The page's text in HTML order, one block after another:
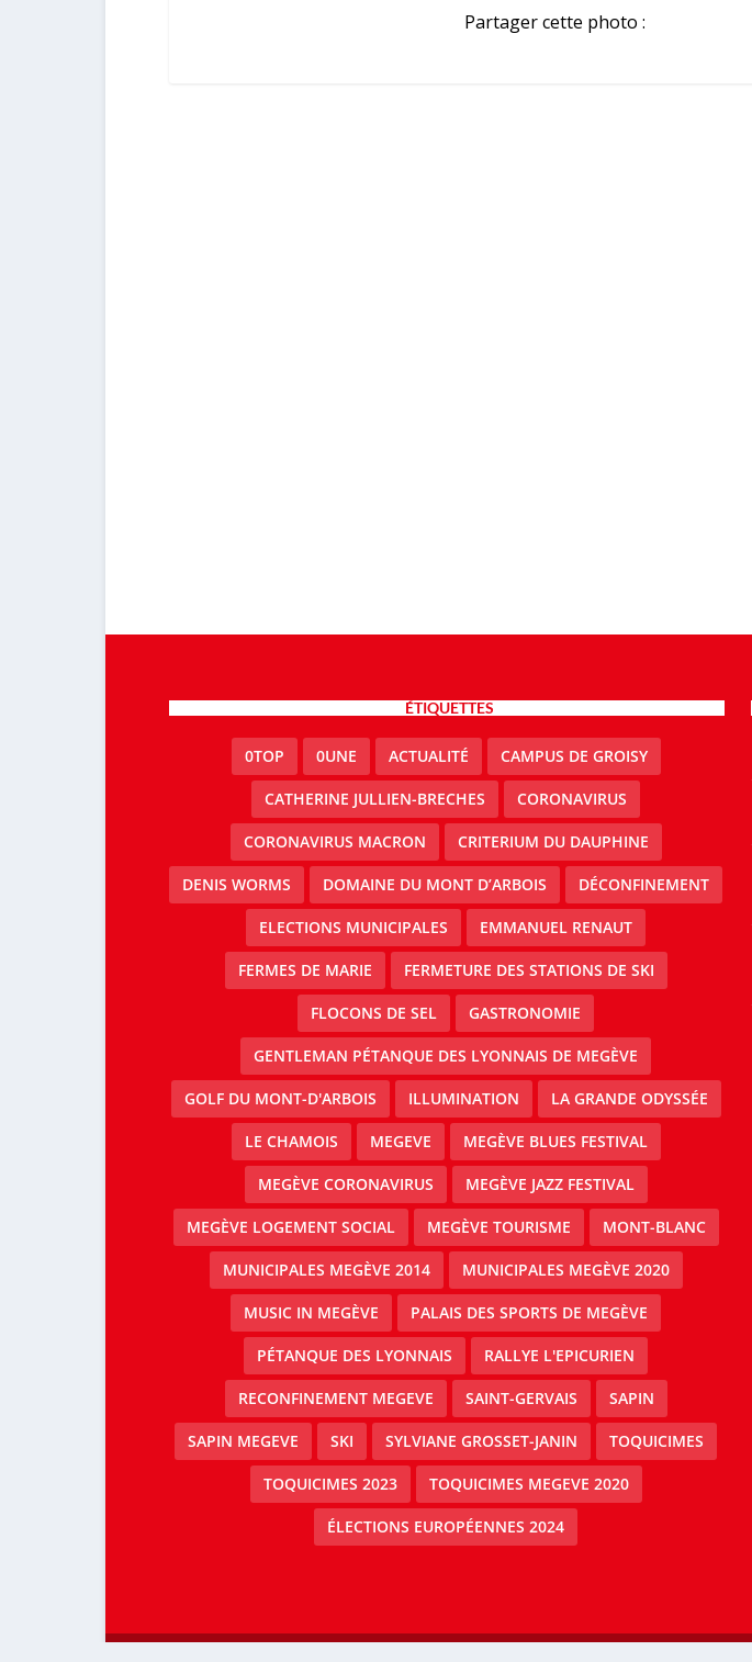
Partager cette photo :
ÉTIQUETTES
0TOP 0UNE ACTUALITÉ CAMPUS DE GROISY
CATHERINE JULLIEN-BRECHES CORONAVIRUS
CORONAVIRUS MACRON CRITERIUM DU DAUPHINE
DENIS WORMS DOMAINE DU MONT D’ARBOIS DÉCONFINEMENT
ELECTIONS MUNICIPALES EMMANUEL RENAUT
FERMES DE MARIE FERMETURE DES STATIONS DE SKI
FLOCONS DE SEL GASTRONOMIE
GENTLEMAN PÉTANQUE DES LYONNAIS DE MEGÈVE
GOLF DU MONT-D'ARBOIS ILLUMINATION LA GRANDE ODYSSÉE
LE CHAMOIS MEGEVE MEGÈVE BLUES FESTIVAL
MEGÈVE CORONAVIRUS MEGÈVE JAZZ FESTIVAL
MEGÈVE LOGEMENT SOCIAL MEGÈVE TOURISME MONT-BLANC
MUNICIPALES MEGÈVE 2014 MUNICIPALES MEGÈVE 2020
MUSIC IN MEGÈVE PALAIS DES SPORTS DE MEGÈVE
PÉTANQUE DES LYONNAIS RALLYE L'EPICURIEN
RECONFINEMENT MEGEVE SAINT-GERVAIS SAPIN
SAPIN MEGEVE SKI SYLVIANE GROSSET-JANIN TOQUICIMES
TOQUICIMES 2023 TOQUICIMES MEGEVE 2020
ÉLECTIONS EUROPÉENNES 2024